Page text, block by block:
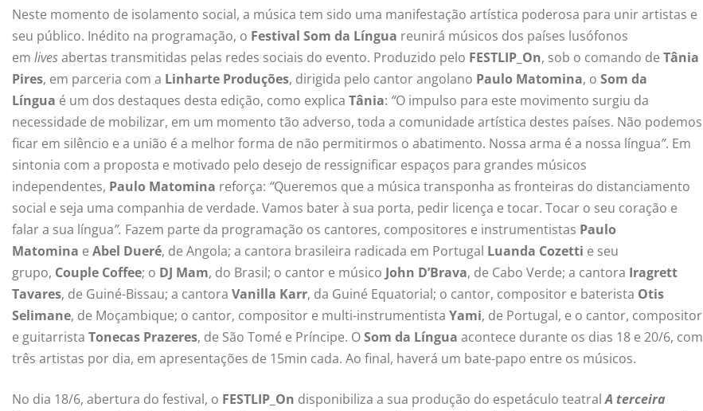
Neste momento de isolamento social, a música tem sido uma manifestação artística poderosa para unir artistas e
seu público. Inédito na programação, o Festival Som da Língua reunirá músicos dos países lusófonos
em livesabertas transmitidas pelas redes sociais do evento. Produzido pelo FESTLIP_On, sob o comando de Tânia
Pires, em parceria com a Linharte Produções, dirigida pelo cantor angolano Paulo Matomina, o Som da
Língua é um dos destaques desta edição, como explica Tânia: “O impulso para este movimento surgiu da
necessidade de mobilizar, em um momento tão adverso, toda a comunidade artística destes países. Não podemos
ficar em silêncio e a união é a melhor forma de não permitirmos o abatimento. Nossa arma é a nossa língua”. Em
sintonia com a proposta e motivado pelo desejo de ressignificar espaços para grandes músicos
independentes, Paulo Matomina reforça: “Queremos que a música transponha as fronteiras do distanciamento
social e seja uma companhia de verdade. Vamos bater à sua porta, pedir licença e tocar. Tocar o seu coração e
falar a sua língua”. Fazem parte da programação os cantores, compositores e instrumentistas Paulo
Matomina e Abel Dueré, de Angola; a cantora brasileira radicada em Portugal Luanda Cozetti e seu
grupo, Couple Coffee; o DJ Mam, do Brasil; o cantor e músico John D’Brava, de Cabo Verde; a cantora Iragrett
Tavares, de Guiné-Bissau; a cantora Vanilla Karr, da Guiné Equatorial; o cantor, compositor e baterista Otis
Selimane, de Moçambique; o cantor, compositor e multi-instrumentista Yami, de Portugal, e o cantor, compositor
e guitarrista Tonecas Prazeres, de São Tomé e Príncipe. OSom da Língua acontece durante os dias 18 e 20/6, com
três artistas por dia, em apresentações de 15min cada. Ao final, haverá um bate-papo entre os músicos.
No dia 18/6, abertura do festival, o FESTLIP_On disponibiliza a sua produção do espetáculo teatralA terceira